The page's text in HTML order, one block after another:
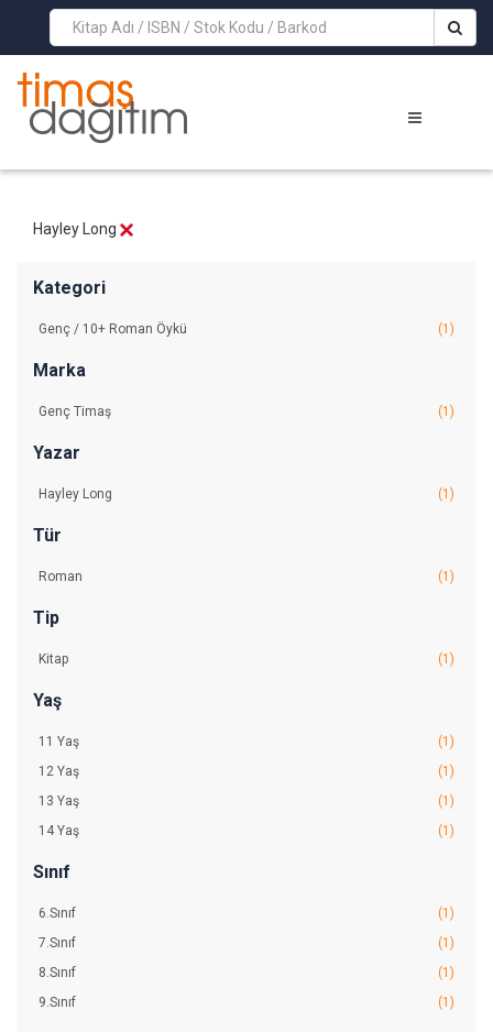
>
Hayley Long
Kategori
Genç / 10+ Roman Öykü (1)
Marka
Genç Timaş (1)
Yazar
Hayley Long (1)
Tür
Roman (1)
Tip
Kitap (1)
Yaş
11 Yaş
(1)
12 Yaş
(1)
13 Yaş
(1)
14 Yaş
(1)
Sınıf
6.Sınıf
(1)
7.Sınıf
(1)
8.Sınıf
(1)
9.Sınıf
(1)